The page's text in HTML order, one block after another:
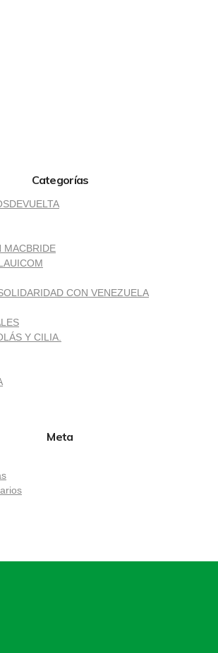
Categorías
MACBRIDE
CON VENEZUELA
Y CILIA.
Meta